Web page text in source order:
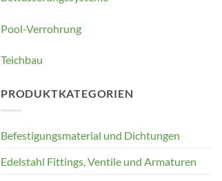
Pool-Verrohrung
Teichbau
PRODUKTKATEGORIEN
Befestigungsmaterial und Dichtungen
Edelstahl Fittings, Ventile und Armaturen